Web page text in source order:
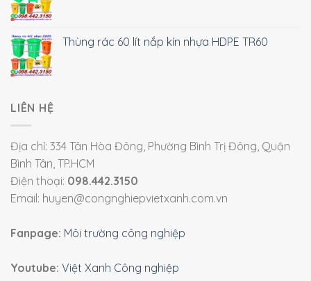
Thùng rác 60 lít nắp kín nhựa HDPE TR60
LIÊN HỆ
Địa chỉ: 334 Tân Hòa Đông, Phường Bình Trị Đông, Quận
Bình Tân, TP.HCM
Điện thoại: 098.442.3150
Email: huyen@congnghiepvietxanh.com.vn
Fanpage: Môi trường công nghiệp
Youtube: Việt Xanh Công nghiệp